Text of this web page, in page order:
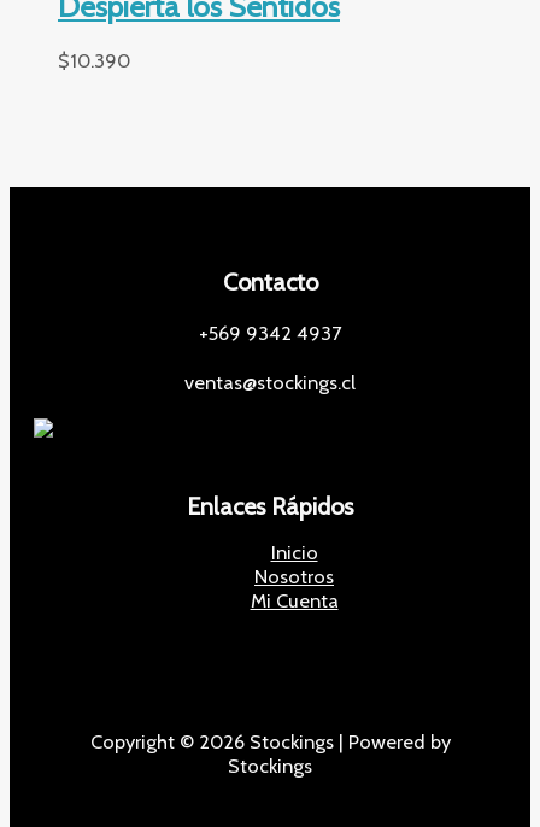
$10.390
Contacto
+569 9342 4937
ventas@stockings.cl
Enlaces Rápidos
Inicio
Nosotros
Mi Cuenta
Copyright © 2026 Stockings | Powered by
Stockings